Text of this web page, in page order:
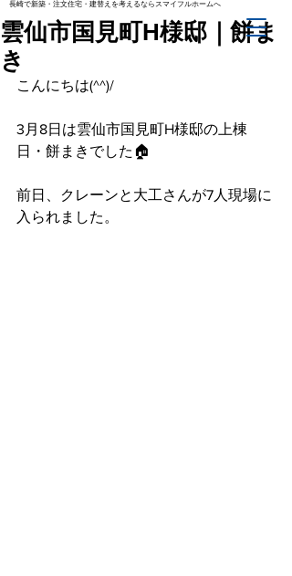
長崎で新築・注文住宅・建替えを考えるならスマイフルホームへ
雲仙市国見町H様邸｜餅ま
き
こんにちは(^^)/
3月8日は雲仙市国見町H様邸の上棟
日・餅まきでした🏠
前日、クレーンと大工さんが7人現場に
入られました。